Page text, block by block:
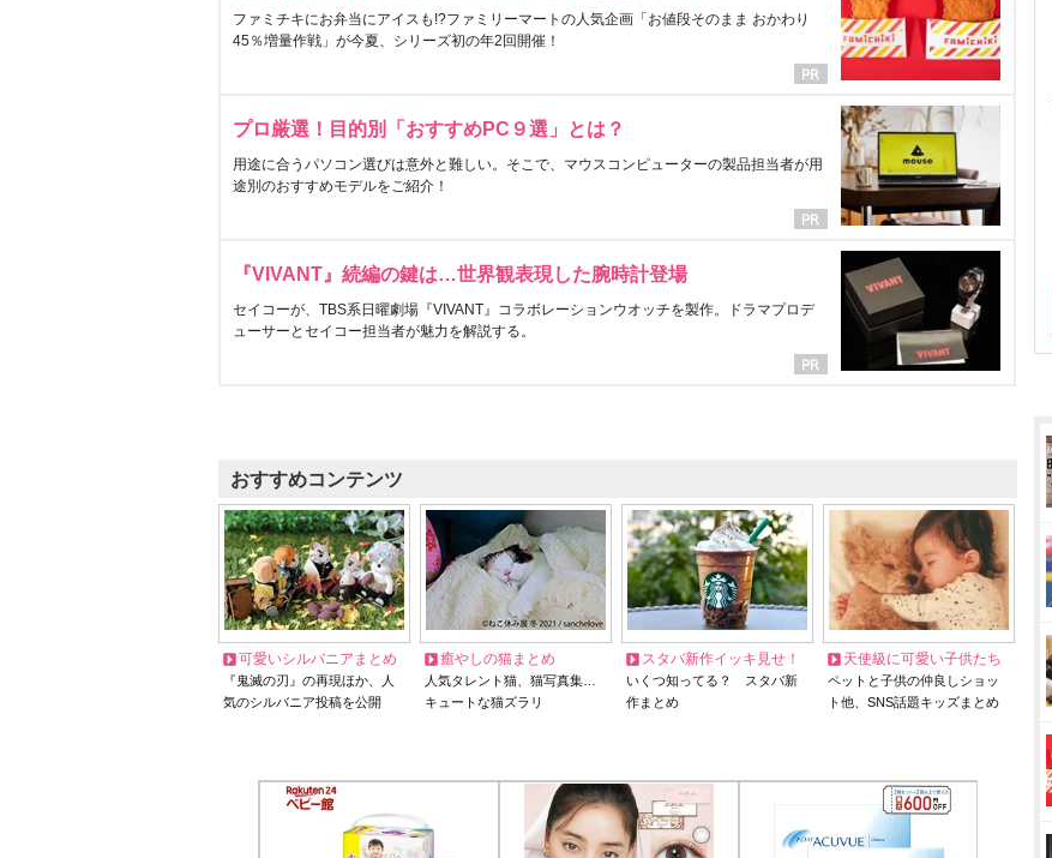
ファミチキにお弁当にアイスも!?ファミリーマートの人気企画「お値段そのまま おかわり
45％増量作戦」が今夏、シリーズ初の年2回開催！
プロ厳選！目的別「おすすめPC９選」とは？
用途に合うパソコン選びは意外と難しい。そこで、マウスコンピューターの製品担当者が用
途別のおすすめモデルをご紹介！
『VIVANT』続編の鍵は…世界観表現した腕時計登場
セイコーが、TBS系日曜劇場『VIVANT』コラボレーションウオッチを製作。ドラマプロデ
ューサーとセイコー担当者が魅力を解説する。
おすすめコンテンツ
可愛いシルバニアまとめ
『鬼滅の刃』の再現ほか、人
気のシルバニア投稿を公開
癒やしの猫まとめ
人気タレント猫、猫写真集…
キュートな猫ズラリ
スタバ新作イッキ見せ！
いくつ知ってる？ スタバ新
作まとめ
天使級に可愛い子供たち
ペットと子供の仲良しショッ
ト他、SNS話題キッズまとめ